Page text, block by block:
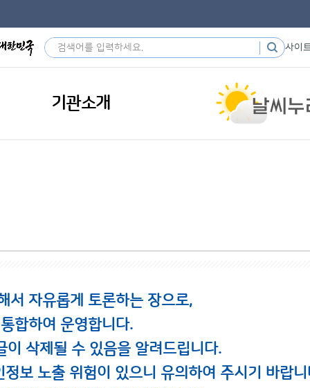
사이
기관소개
서 자유롭게 토론하는 장으로,
합하여 운영합니다.
삭제될 수 있음을 알려드립니다.
보 노출 위험이 있으니 유의하여 주시기 바랍니